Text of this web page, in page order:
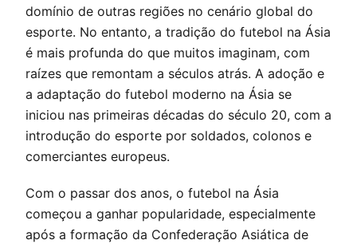
domínio de outras regiões no cenário global do
esporte. No entanto, a tradição do futebol na Ásia
é mais profunda do que muitos imaginam, com
raízes que remontam a séculos atrás. A adoção e
a adaptação do futebol moderno na Ásia se
iniciou nas primeiras décadas do século 20, com a
introdução do esporte por soldados, colonos e
comerciantes europeus.
Com o passar dos anos, o futebol na Ásia
começou a ganhar popularidade, especialmente
após a formação da Confederação Asiática de